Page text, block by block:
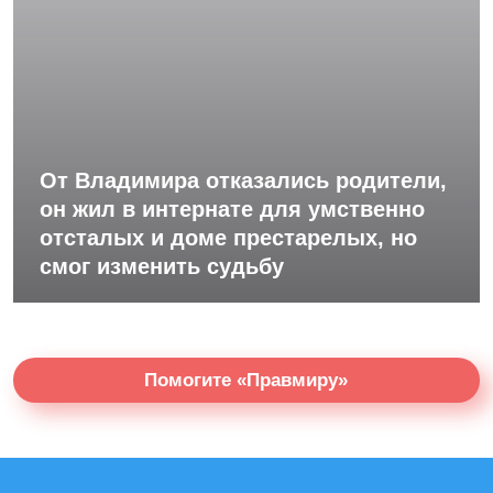
От Владимира отказались родители,
он жил в интернате для умственно
отсталых и доме престарелых, но
смог изменить судьбу
Помогите «Правмиру»